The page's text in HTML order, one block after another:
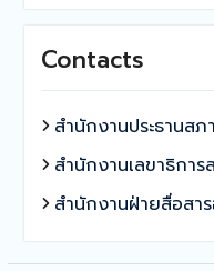
Contacts
สำนักงานประธานส
สำนักงานเลขาธิกา
สำนักงานฝ่ายสื่อส